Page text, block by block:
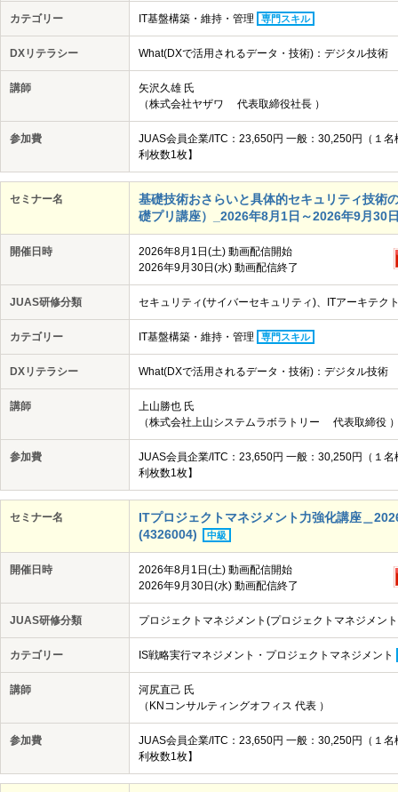
カテゴリー IT基盤構築・維持・管理 専門スキル
DXリテラシー What(DXで活用されるデータ・技術)：デジタル技術
講師
矢沢久雄 氏
（株式会社ヤザワ 代表取締役社長 ）
参加費
JUAS会員企業/ITC：23,650円 一般：30,250円（１
利枚数1枚】
セミナー名
基礎技術おさらいと具体的セキュリティ技術
礎プリ講座）_2026年8月1日～2026年9月30
開催日時
2026年8月1日(土) 動画配信開始
2026年9月30日(水) 動画配信終了
JUAS研修分類 セキュリティ(サイバーセキュリティ)、ITアーキテク
カテゴリー IT基盤構築・維持・管理 専門スキル
DXリテラシー What(DXで活用されるデータ・技術)：デジタル技
講師
上山勝也 氏
（株式会社上山システムラボラトリー 代表取締役
参加費
JUAS会員企業/ITC：23,650円 一般：30,250円（１
利枚数1枚】
セミナー名
ITプロジェクトマネジメント力強化講座＿
(4326004)
中級
開催日時
2026年8月1日(土) 動画配信開始
2026年9月30日(水) 動画配信終了
JUAS研修分類 プロジェクトマネジメント(プロジェクトマネジメン
カテゴリー IS戦略実行マネジメント・プロジェクトマネジメント
講師
河尻直己 氏
（KNコンサルティングオフィス 代表 ）
参加費
JUAS会員企業/ITC：23,650円 一般：30,250円（１
利枚数1枚】